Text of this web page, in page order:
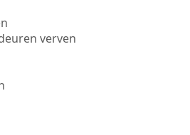
verven